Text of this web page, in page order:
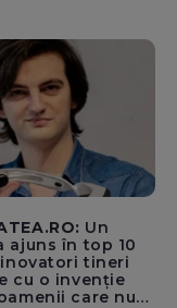
pe platforma X
Un
ajuns în top 10
tineri
cu o invenție
care nu